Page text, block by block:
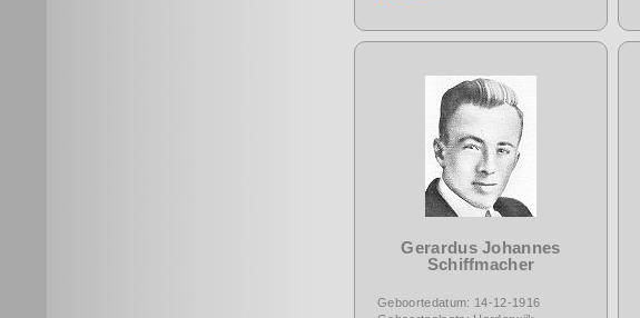
Gerardus Johannes
Schiffmacher
Geboortedatum: 14-12-1916